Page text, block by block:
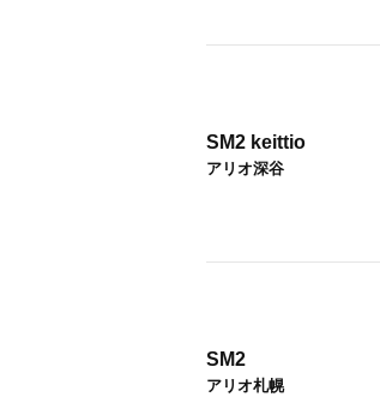
SM2 keittio
アリオ深谷
SM2
アリオ札幌